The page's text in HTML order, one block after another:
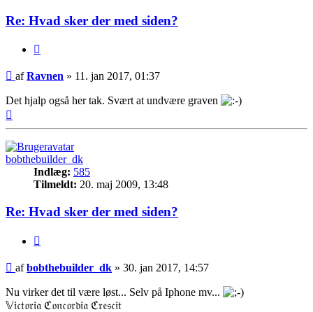
Re: Hvad sker der med siden?
Indlæg
afRavnen » 11. jan 2017, 01:37
Det hjalp også her tak. Svært at undvære graven
bobthebuilder_dk
Indlæg: 585
Tilmeldt: 20. maj 2009, 13:48
Re: Hvad sker der med siden?
Indlæg
afbobthebuilder_dk » 30. jan 2017, 14:57
Nu virker det til være løst... Selv på Iphone mv...
𝕍𝔦𝔠𝔱𝔬𝔯𝔦𝔞 ℭ𝔬𝔫𝔠𝔬𝔯𝔡𝔦𝔞 ℭ𝔯𝔢𝔰𝔠𝔦𝔱